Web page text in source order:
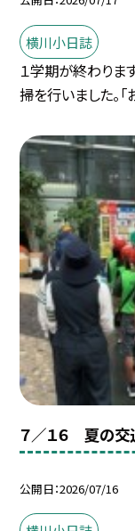
横川小日誌
１学期が終わりま
掃を行いました。「
７／１６ 夏の交
公開日 2026/07/16